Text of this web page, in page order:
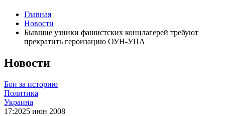
Главная
Новости
Бывшие узники фашистских концлагерей требуют
прекратить героизацию ОУН-УПА
Новости
Бои за историю
Политика
Украина
17:2025 июн 2008